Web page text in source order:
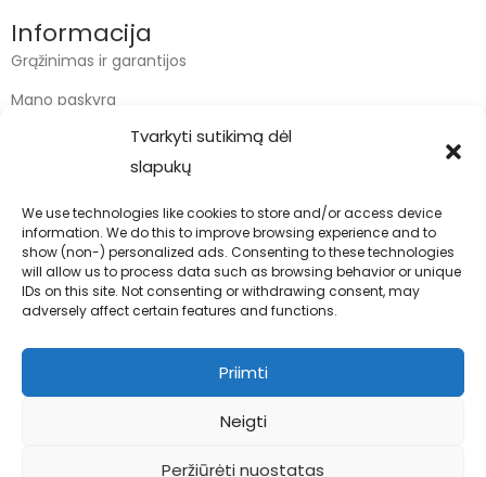
Tvarkyti sutikimą dėl
slapukų
We use technologies like cookies to store and/or access device
information. We do this to improve browsing experience and to
show (non-) personalized ads. Consenting to these technologies
will allow us to process data such as browsing behavior or unique
IDs on this site. Not consenting or withdrawing consent, may
adversely affect certain features and functions.
Priimti
Neigti
Peržiūrėti nuostatas
Informacija
Grąžinimas ir garantijos
Mano paskyra
Kontaktai
info@bodyfoodas.lt
+370 600 77017
Visos teisės saugomos © Bodyfoodas.lt 2026